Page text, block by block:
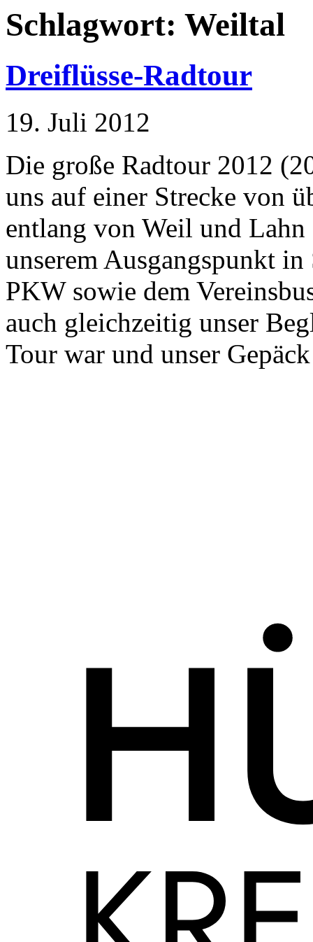
Schlagwort: Weiltal
Dreiflüsse-Radtour
19. Juli 2012
Die große Radtour 2012
uns auf einer Strecke von
entlang von Weil und
unserem Ausgangspunkt
PKW sowie dem
auch gleichzeitig unser
Tour war und unser